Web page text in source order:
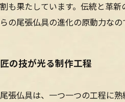
割も果たしています。伝統と革
らの尾張仏具の進化の原動力なの
匠の技が光る制作工程
尾張仏具は、一つ一つの工程に